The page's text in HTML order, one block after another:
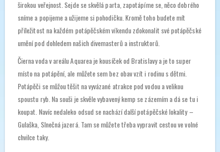
širokou veřejnost. Sejde se skvělá parta, zapotápíme se, něco dobrého
sníme a popijeme a užijeme si pohodičku. Kromě toho budete mít
příležitost na každém potápěčském víkendu zdokonalit své potápěčské
umění pod dohledem našich divemasterů a instruktorů.
Čierna voda v areálu Aquarea je kousíček od Bratislavy a je to super
místo na potápění, ale můžete sem bez obav vzít i rodinu s dětmi.
Potápěči se můžou těšit na vyvázané atrakce pod vodou a velikou
spoustu ryb. Na souši je skvěle vybavený kemp se zázemím a dá se tu i
koupat. Navíc nedaleko odsud se nachází další potápěčské lokality –
Gulaška, Slnečná jazerá. Tam se můžete třeba vypravit cestou ve volné
chvilce taky.